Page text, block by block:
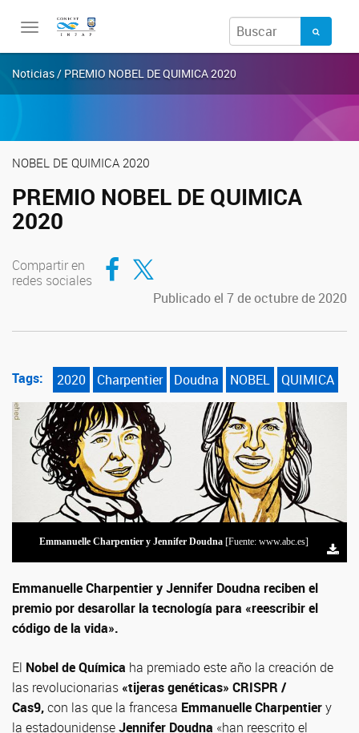
Toggle
Noticias / PREMIO NOBEL DE QUIMICA 2020
NOBEL DE QUIMICA 2020
PREMIO NOBEL DE QUIMICA
2020
Compartir en
redes sociales
Compartir en Facebook
Compartir en Twitter
Publicado el 7 de octubre de 2020
Tags: 2020 Charpentier Doudna NOBEL QUIMICA
Emmanuelle Charpentier y Jennifer Doudna [Fuente: www.abc.es]
Emmanuelle Charpentier y Jennifer Doudna reciben el
premio por desarollar la tecnología para «reescribir el
código de la vida».
El Nobel de Química ha premiado este año la creación de
las revolucionarias «tijeras genéticas» CRISPR /
Cas9,con las que la francesa Emmanuelle Charpentiery
la estadounidenseJennifer Doudna «han reescrito el